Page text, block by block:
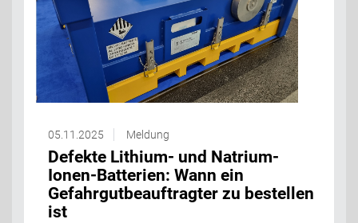
05.11.2025 Meldung
Defekte Lithium- und Natrium-
Ionen-Batterien: Wann ein
Gefahrgutbeauftragter zu bestellen
ist